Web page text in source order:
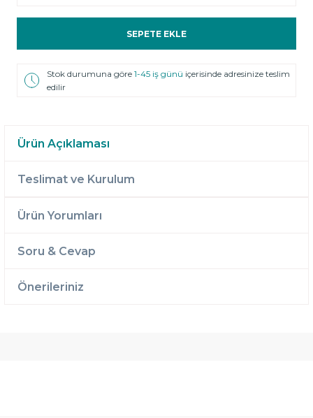
SEPETE EKLE
Stok durumuna göre1-45 iş günü içerisinde adresinize teslim
edilir
Ürün Açıklaması
Teslimat ve Kurulum
Ürün Yorumları
Soru & Cevap
Önerileriniz